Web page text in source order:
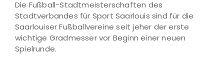
Die Fußball-Stadtmeisterschaften des
Stadtverbandes für Sport Saarlouis sind für die
Saarlouiser Fußballvereine seit jeher der erste
wichtige Gradmesser vor Beginn einer neuen
Spielrunde.